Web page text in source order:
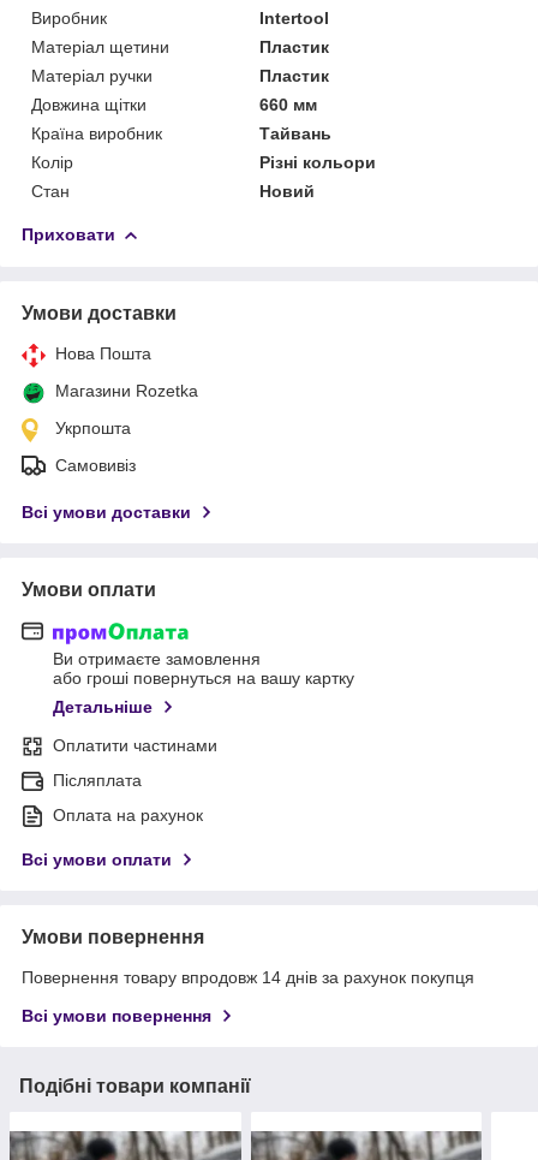
Виробник
Intertool
Матеріал щетини
Пластик
Матеріал ручки
Пластик
Довжина щітки
660 мм
Країна виробник
Тайвань
Колір
Різні кольори
Стан
Новий
Приховати
Умови доставки
Нова Пошта
Магазини Rozetka
Укрпошта
Самовивіз
Всі умови доставки
Умови оплати
Ви отримаєте замовлення
або гроші повернуться на вашу картку
Детальніше
Оплатити частинами
Післяплата
Оплата на рахунок
Всі умови оплати
Умови повернення
Повернення товару впродовж 14 днів за рахунок покупця
Всі умови повернення
Подібні товари компанії